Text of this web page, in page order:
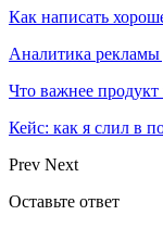
Как написать
Аналитика рекламы
Что важнее
Кейс: как я слил в
Prev Next
Оставьте ответ